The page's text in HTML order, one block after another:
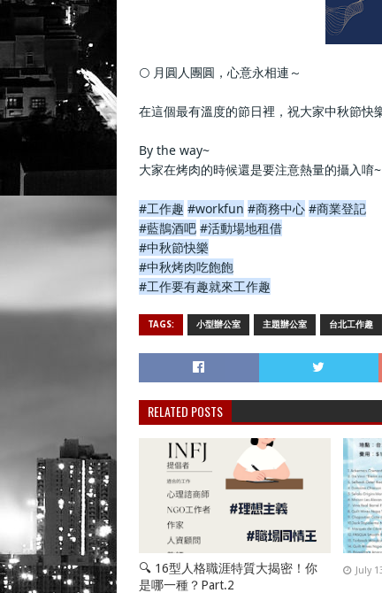
🌕 月圓人團圓，心意永相連～
在這個最有溫度的節日裡，祝大家中秋節快
By the way~
大家在烤肉的時候還是要注意熱量的攝入唷~
#工作趣 #workfun #商務中心 #商業登記
#藍鵲酒吧 #活動場地租借
#中秋節快樂
#中秋烤肉吃飽飽
#工作要有趣就來工作趣
TAGS: 小型辦公室 主題辦公室 台北工作趣
RELATED POSTS
🔍 16型人格職涯特質大揭密！你
是哪一種？Part.2
July